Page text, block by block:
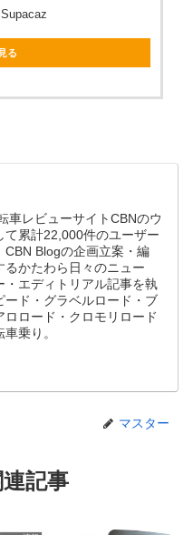
Supacaz
る
車レビューサイトCBNのウ
て累計22,000件のユーザー
CBN Blogの企画立案・編
るかたわら日々のニュー
・エディトリアル記事を執
ード・グラベルロード・ブ
ロロード・クロモリロード
乗り。
マスター
記事